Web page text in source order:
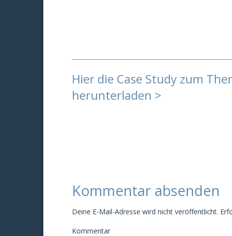
Hier die Case Study zum
herunterladen >
Kommentar absenden
Deine E-Mail-Adresse wird nicht veröffentlicht.
Kommentar